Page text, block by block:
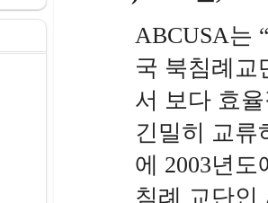
ABCUSA는
국 북침례교
서 보다 효
긴밀히 교류
에 2003년도
침례 교단인